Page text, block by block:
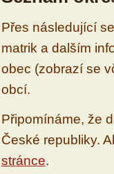
Přes následující
matrik a dalším
obec (zobrazí se
obcí.
Připomínáme, že
České republiky.
stránce.